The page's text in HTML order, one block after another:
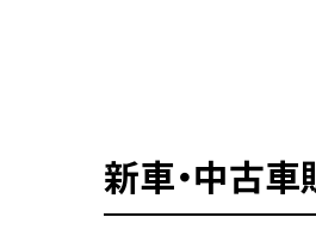
新車・中古車